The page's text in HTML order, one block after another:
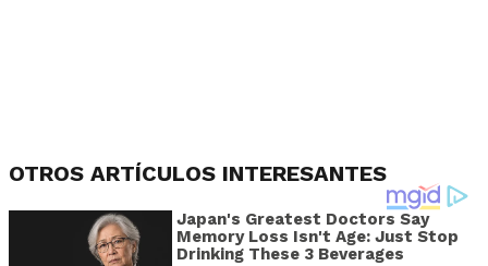
OTROS ARTÍCULOS INTERESANTES
Japan's Greatest Doctors Say
Memory Loss Isn't Age: Just Stop
Drinking These 3 Beverages